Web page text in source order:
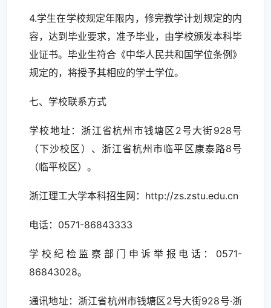
4.学生在学校规定年限内，修完教学计划规定的内
容，达到毕业要求，准予毕业，由学校颁发本科毕
业证书。毕业生符合《中华人民共和国学位条例》
规定的，将授予其相应的学士学位。
七、学校联系方式
学校地址：浙江省杭州市钱塘区2号大街928号
（下沙校区）、浙江省杭州市临平区康泰路8号
（临平校区）。
浙江理工大学本科招生网：http://zs.zstu.edu.cn
电话：0571-86843333
学校纪检监察部门申诉举报电话：0571-
86843028。
通讯地址：浙江省杭州市钱塘区2号大街928号·浙